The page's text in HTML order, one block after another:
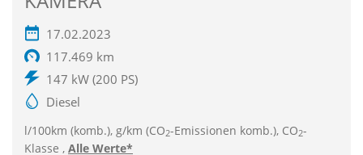
17.02.2023
117.469 km
147 kW (200 PS)
Diesel
l/100km (komb.), g/km (CO2-Emissionen komb.), CO2-
Klasse , Alle Werte*